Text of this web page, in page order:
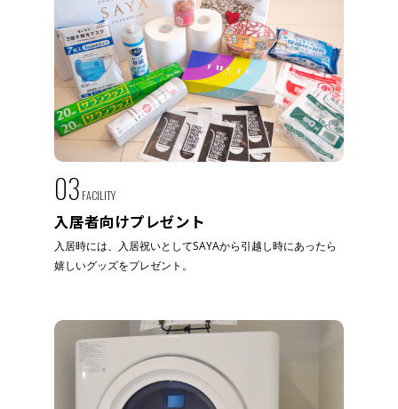
03 FACILITY
入居者向けプレゼント
入居時には、入居祝いとしてSAYAから引越し時にあったら
嬉しいグッズをプレゼント。